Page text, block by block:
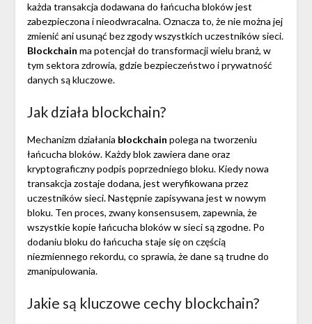
każda transakcja dodawana do łańcucha bloków jest
zabezpieczona i nieodwracalna. Oznacza to, że nie można jej
zmienić ani usunąć bez zgody wszystkich uczestników sieci.
Blockchain ma potencjał do transformacji wielu branż, w
tym sektora zdrowia, gdzie bezpieczeństwo i prywatność
danych są kluczowe.
Jak działa blockchain?
Mechanizm działania blockchain polega na tworzeniu
łańcucha bloków. Każdy blok zawiera dane oraz
kryptograficzny podpis poprzedniego bloku. Kiedy nowa
transakcja zostaje dodana, jest weryfikowana przez
uczestników sieci. Następnie zapisywana jest w nowym
bloku. Ten proces, zwany konsensusem, zapewnia, że
wszystkie kopie łańcucha bloków w sieci są zgodne. Po
dodaniu bloku do łańcucha staje się on częścią
niezmiennego rekordu, co sprawia, że dane są trudne do
zmanipulowania.
Jakie są kluczowe cechy blockchain?